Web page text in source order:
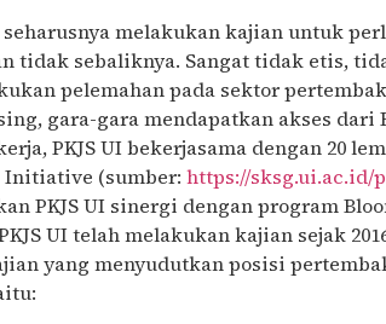
seharusnya melakukan kajian untuk
tidak sebaliknya. Sangat tidak etis,
pelemahan pada sektor
gara-gara mendapatkan akses dari
PKJS UI bekerjasama dengan 20
Initiative (sumber: https://sksg.ui.ac.id/
PKJS UI sinergi dengan program
UI telah melakukan kajian sejak
yang menyudutkan posisi